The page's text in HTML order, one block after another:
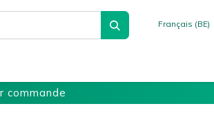
Français (BE)
commande